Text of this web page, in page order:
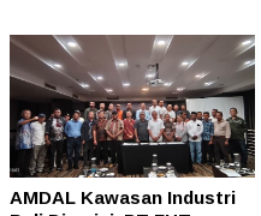
AMDAL Kawasan Industri